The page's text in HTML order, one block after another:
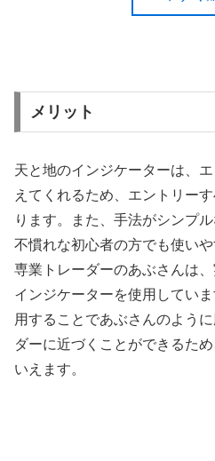
メリット
天と地のインジケーターは、
えてくれるため、エントリー
ります。また、手法がシンプ
不慣れな初心者の方でも使い
専業トレーダーのあぶさんは
インジケーターを使用してい
用することであぶさんのよう
ダーに近づくことができるた
いえます。